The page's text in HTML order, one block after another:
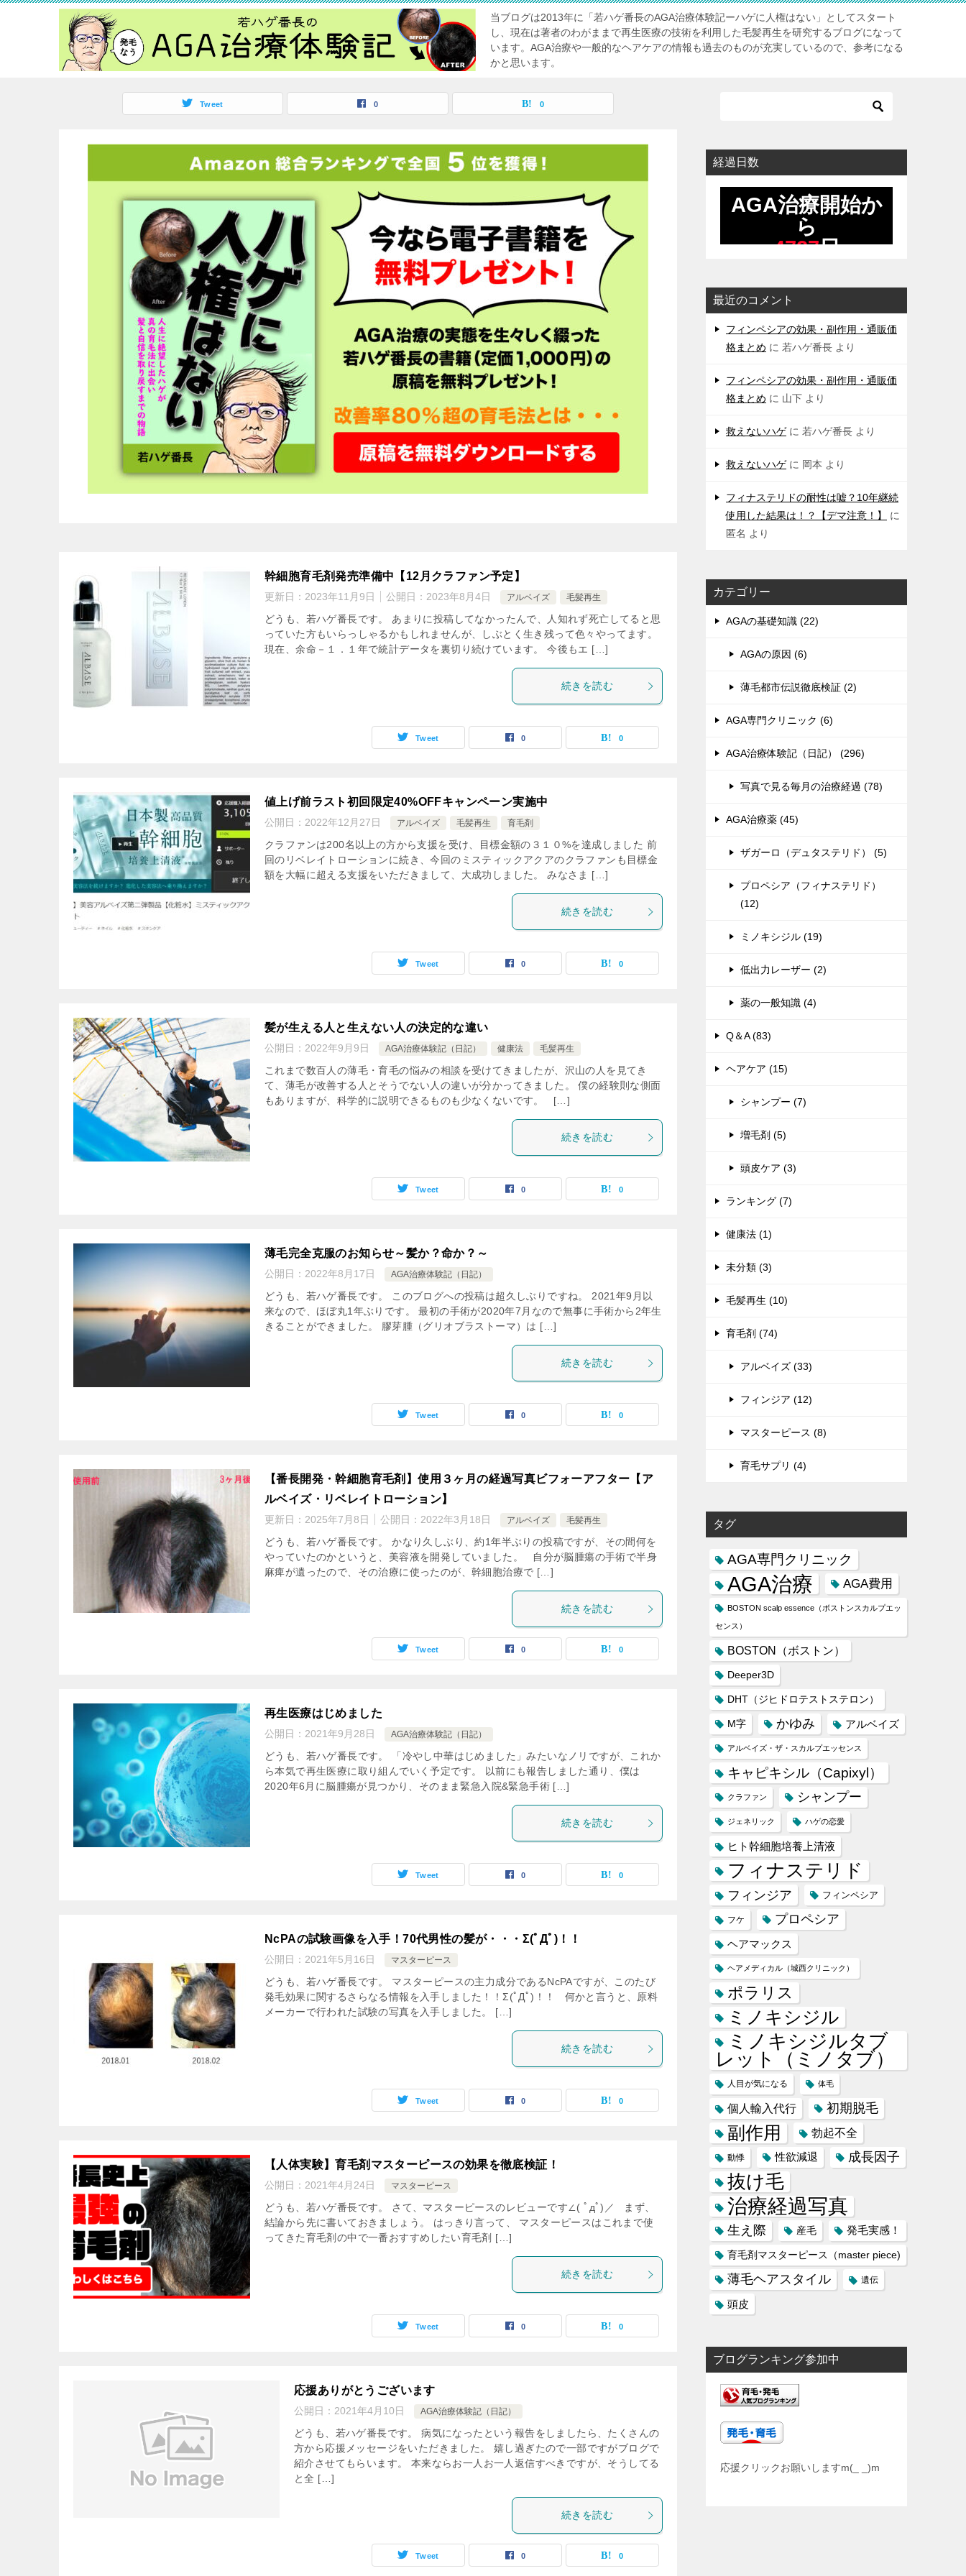
当ブログは2013年に「若ハゲ番長のAGA治療体験記ーハゲに人権はない」としてスタート
し、現在は著者のわがままで再生医療の技術を利用した毛髪再生を研究するブログになって
います。AGA治療や一般的なヘアケアの情報も過去のものが充実しているので、参考になる
かと思います。
Tweet 0 0
幹細胞育毛剤発売準備中【12月クラファン予定】
更新日： 2023年11月9日 公開日： 2023年8月4日 アルベイズ 毛髪再生
どうも、若ハゲ番長です。 あまりに投稿してなかったんで、人知れず死亡してると思
っていた方もいらっしゃるかもしれませんが、しぶとく生き残って色々やってます。
現在、余命－１．１年で統計データを裏切り続けています。 今後もエ […]
続きを読む
Tweet 0 0
値上げ前ラスト初回限定40%OFFキャンペーン実施中
公開日： 2022年12月27日 アルベイズ 毛髪再生 育毛剤
クラファンは200名以上の方から支援を受け、目標金額の３１０%を達成しました 前
回のリベレイトローションに続き、今回のミスティックアクアのクラファンも目標金
額を大幅に超える支援をいただきまして、大成功しました。 みなさま […]
続きを読む
Tweet 0 0
髪が生える人と生えない人の決定的な違い
公開日： 2022年9月9日 AGA治療体験記（日記） 健康法 毛髪再生
これまで数百人の薄毛・育毛の悩みの相談を受けてきましたが、沢山の人を見てき
て、薄毛が改善する人とそうでない人の違いが分かってきました。 僕の経験則な側面
もありますが、科学的に説明できるものも少なくないです。 […]
続きを読む
Tweet 0 0
薄毛完全克服のお知らせ～髪か？命か？～
公開日： 2022年8月17日 AGA治療体験記（日記）
どうも、若ハゲ番長です。 このブログへの投稿は超久しぶりですね。 2021年9月以
来なので、ほぼ丸1年ぶりです。 最初の手術が2020年7月なので無事に手術から2年生
きることができました。 膠芽腫（グリオブラストーマ）は […]
続きを読む
Tweet 0 0
【番長開発・幹細胞育毛剤】使用３ヶ月の経過写真ビフォーアフター【ア
ルベイズ・リベレイトローション】
更新日： 2025年7月8日 公開日： 2022年3月18日 アルベイズ 毛髪再生
どうも、若ハゲ番長です。 かなり久しぶり、約1年半ぶりの投稿ですが、その間何を
やっていたのかというと、美容液を開発していました。 自分が脳腫瘍の手術で半身
麻痺が遺ったので、その治療に使ったのが、幹細胞治療で […]
続きを読む
Tweet 0 0
再生医療はじめました
公開日： 2021年9月28日 AGA治療体験記（日記）
どうも、若ハゲ番長です。 「冷やし中華はじめました」みたいなノリですが、これか
ら本気で再生医療に取り組んでいく予定です。 以前にも報告しました通り、僕は
2020年6月に脳腫瘍が見つかり、そのまま緊急入院&緊急手術 […]
続きを読む
Tweet 0 0
NcPAの試験画像を入手！70代男性の髪が・・・Σ(ﾟДﾟ)！！
公開日： 2021年5月16日 マスターピース
どうも、若ハゲ番長です。 マスターピースの主力成分であるNcPAですが、このたび
発毛効果に関するさらなる情報を入手しました！！Σ(ﾟДﾟ)！！ 何かと言うと、原料
メーカーで行われた試験の写真を入手しました。 […]
続きを読む
Tweet 0 0
【人体実験】育毛剤マスターピースの効果を徹底検証！
公開日： 2021年4月24日 マスターピース
どうも、若ハゲ番長です。 さて、マスターピースのレビューです∠( ﾟдﾟ)／ まず、
結論から先に書いておきましょう。 はっきり言って、 マスターピースはこれまで使
ってきた育毛剤の中で一番おすすめしたい育毛剤 […]
続きを読む
Tweet 0 0
応援ありがとうございます
公開日： 2021年4月10日 AGA治療体験記（日記）
どうも、若ハゲ番長です。 病気になったという報告をしましたら、たくさんの
方から応援メッセージをいただきました。 嬉し過ぎたので一部ですがブログで
紹介させてもらいます。 本来ならお一人お一人返信すべきですが、そうしてる
と全 […]
続きを読む
Tweet 0 0
経過日数
最近のコメント
フィンペシアの効果・副作用・通販価
格まとめ に 若ハゲ番長 より
フィンペシアの効果・副作用・通販価
格まとめ に 山下 より
救えないハゲに 若ハゲ番長 より
救えないハゲに 岡本 より
フィナステリドの耐性は嘘？10年継続
使用した結果は！？【デマ注意！】
に
匿名 より
カテゴリー
AGAの基礎知識 (22)
AGAの原因 (6)
薄毛都市伝説徹底検証 (2)
AGA専門クリニック (6)
AGA治療体験記（日記） (296)
写真で見る毎月の治療経過 (78)
AGA治療薬 (45)
ザガーロ（デュタステリド） (5)
プロペシア（フィナステリド）
(12)
ミノキシジル (19)
低出力レーザー (2)
薬の一般知識 (4)
Q＆A (83)
ヘアケア (15)
シャンプー (7)
増毛剤 (5)
頭皮ケア (3)
ランキング (7)
健康法 (1)
未分類 (3)
毛髪再生 (10)
育毛剤 (74)
アルベイズ (33)
フィンジア (12)
マスターピース (8)
育毛サプリ (4)
タグ
AGA専門クリニック
AGA治療 AGA費用
BOSTON scalp essence（ボストンスカルプエッ
センス）
BOSTON（ボストン）
Deeper3D
DHT（ジヒドロテストステロン）
M字 かゆみ アルベイズ
アルベイズ・ザ・スカルプエッセンス
キャピキシル（Capixyl）
クラファン シャンプー
ジェネリック ハゲの恋愛
ヒト幹細胞培養上清液
フィナステリド
フィンジア フィンペシア
フケ プロペシア
ヘアマックス
ヘアメディカル（城西クリニック）
ポラリス
ミノキシジル
ミノキシジルタブ
レット（ミノタブ）
人目が気になる 体毛
個人輸入代行 初期脱毛
副作用 勃起不全
動悸 性欲減退 成長因子
抜け毛
治療経過写真
生え際 産毛 発毛実感！
育毛剤マスターピース（master piece)
薄毛ヘアスタイル 遺伝
頭皮
ブログランキング参加中
応援クリックお願いしますm(_ _)m